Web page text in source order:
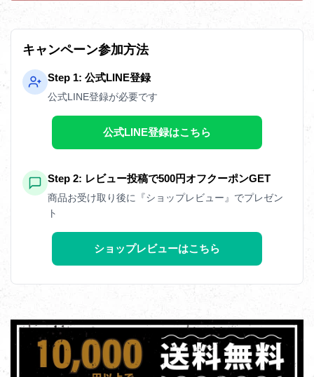
キャンペーン参加方法
Step 1: 公式LINE登録
公式LINE登録が必要です
公式LINE登録はこちら
Step 2: レビュー投稿で500円オフクーポンGET
商品お受け取り後に『ショップレビュー』でプレゼン
ト
ショップレビューはこちら